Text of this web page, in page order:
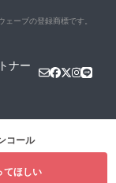
ェーブの登録商標です。
ナー
コール
てほしい